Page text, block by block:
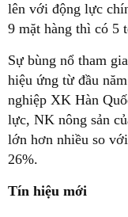
lên với động lực
9 mặt hàng thì có 5
Sự bùng nổ tham
hiệu ứng từ đầu
nghiệp XK Hàn
lực, NK nông sản
lớn hơn nhiều so
26%.
Tín hiệu mới